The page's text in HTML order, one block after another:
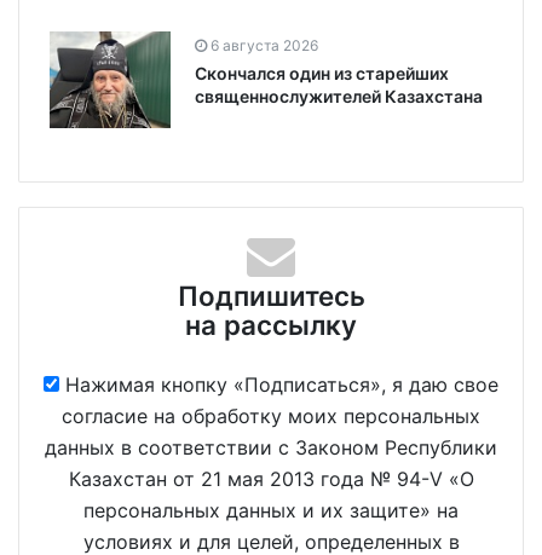
6 августа 2026
Скончался один из старейших
священнослужителей Казахстана
Подпишитесь
на рассылку
Нажимая кнопку «Подписаться», я даю свое
согласие на обработку моих персональных
данных в соответствии с Законом Республики
Казахстан от 21 мая 2013 года № 94-V «О
персональных данных и их защите» на
условиях и для целей, определенных в